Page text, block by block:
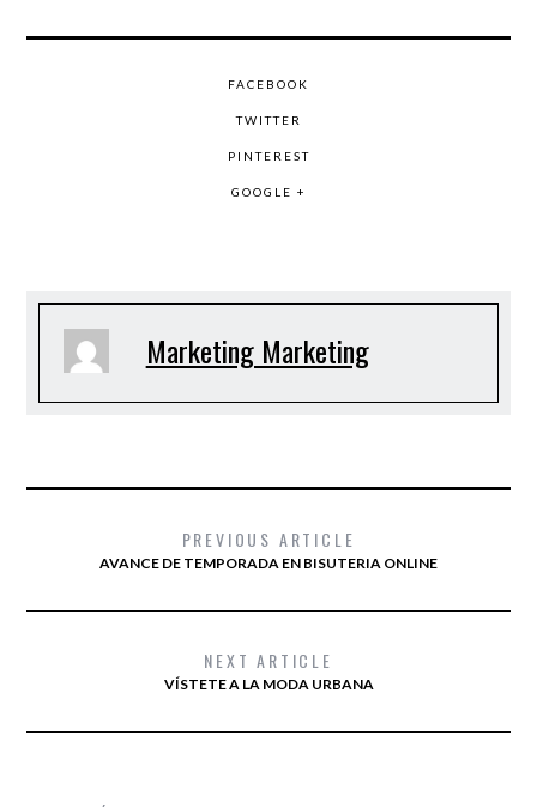
FACEBOOK
TWITTER
PINTEREST
GOOGLE +
Marketing Marketing
PREVIOUS ARTICLE
AVANCE DE TEMPORADA EN BISUTERIA ONLINE
NEXT ARTICLE
VÍSTETE A LA MODA URBANA